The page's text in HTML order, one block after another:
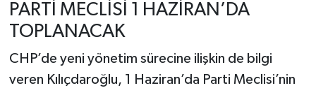
PARTİ MECLİSİ 1 HAZİRAN’DA
TOPLANACAK
CHP’de yeni yönetim sürecine ilişkin de bilgi
veren Kılıçdaroğlu, 1 Haziran’da Parti Meclisi’nin